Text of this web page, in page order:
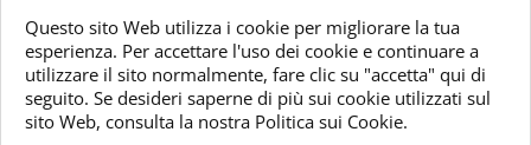
Questo sito Web utilizza i cookie per migliorare la tua
esperienza. Per accettare l'uso dei cookie e continuare a
utilizzare il sito normalmente, fare clic su "accetta" qui di
seguito. Se desideri saperne di più sui cookie utilizzati sul
sito Web, consulta la nostra Politica sui Cookie.
Copyright 2026
Trustmeup Ireland Limited